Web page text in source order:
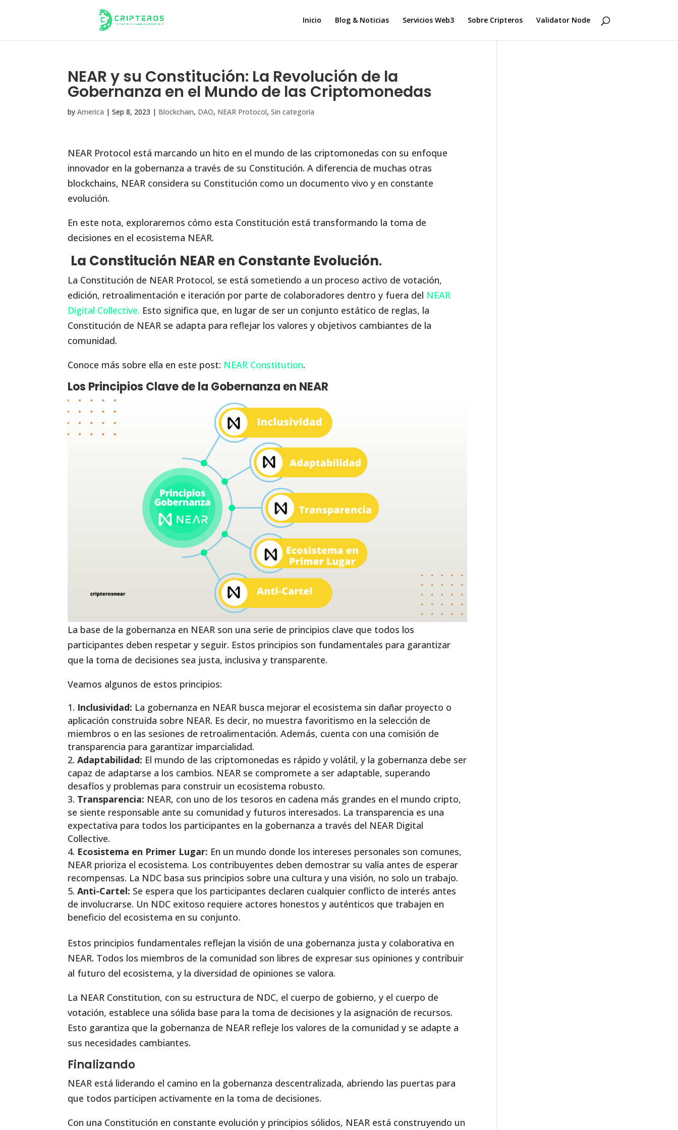
Inicio Blog & Noticias Servicios Web3 Sobre Cripteros Validator Node
NEAR y su Constitución: La Revolución de la
Gobernanza en el Mundo de las Criptomonedas
byAmerica |Sep 8, 2023 | Blockchain, DAO, NEAR Protocol,Sin categoría
NEAR Protocol está marcando un hito en el mundo de las criptomonedas con su enfoque
innovador en la gobernanza a través de su Constitución. A diferencia de muchas otras
blockchains, NEAR considera su Constitución como un documento vivo y en constante
evolución.
En este nota, exploraremos cómo esta Constitución está transformando la toma de
decisiones en el ecosistema NEAR.
La Constitución NEAR en Constante Evolución.
La Constitución de NEAR Protocol, se está sometiendo a un proceso activo de votación,
edición, retroalimentación e iteración por parte de colaboradores dentro y fuera del NEAR
Digital Collective. Esto significa que, en lugar de ser un conjunto estático de reglas, la
Constitución de NEAR se adapta para reflejar los valores y objetivos cambiantes de la
comunidad.
Conoce más sobre ella en este post: NEAR Constitution.
Los Principios Clave de la Gobernanza en NEAR
La base de la gobernanza en NEAR son una serie de principios clave que todos los
participantes deben respetar y seguir. Estos principios son fundamentales para garantizar
que la toma de decisiones sea justa, inclusiva y transparente.
Veamos algunos de estos principios:
Inclusividad: La gobernanza en NEAR busca mejorar el ecosistema sin dañar proyecto o
aplicación construida sobre NEAR. Es decir, no muestra favoritismo en la selección de
miembros o en las sesiones de retroalimentación. Además, cuenta con una comisión de
transparencia para garantizar imparcialidad.
Adaptabilidad: El mundo de las criptomonedas es rápido y volátil, y la gobernanza debe ser
capaz de adaptarse a los cambios. NEAR se compromete a ser adaptable, superando
desafíos y problemas para construir un ecosistema robusto.
Transparencia: NEAR, con uno de los tesoros en cadena más grandes en el mundo cripto,
se siente responsable ante su comunidad y futuros interesados. La transparencia es una
expectativa para todos los participantes en la gobernanza a través del NEAR Digital
Collective.
Ecosistema en Primer Lugar: En un mundo donde los intereses personales son comunes,
NEAR prioriza el ecosistema. Los contribuyentes deben demostrar su valía antes de esperar
recompensas. La NDC basa sus principios sobre una cultura y una visión, no solo un trabajo.
Anti-Cartel: Se espera que los participantes declaren cualquier conflicto de interés antes
de involucrarse. Un NDC exitoso requiere actores honestos y auténticos que trabajen en
beneficio del ecosistema en su conjunto.
Estos principios fundamentales reflejan la visión de una gobernanza justa y colaborativa en
NEAR. Todos los miembros de la comunidad son libres de expresar sus opiniones y contribuir
al futuro del ecosistema, y la diversidad de opiniones se valora.
La NEAR Constitution, con su estructura de NDC, el cuerpo de gobierno, y el cuerpo de
votación, establece una sólida base para la toma de decisiones y la asignación de recursos.
Esto garantiza que la gobernanza de NEAR refleje los valores de la comunidad y se adapte a
sus necesidades cambiantes.
Finalizando
NEAR está liderando el camino en la gobernanza descentralizada, abriendo las puertas para
que todos participen activamente en la toma de decisiones.
Con una Constitución en constante evolución y principios sólidos, NEAR está construyendo un